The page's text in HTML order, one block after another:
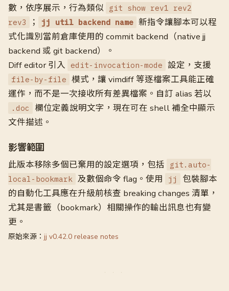
數，依序展示，行為類似
git show rev1 rev2
rev3
； jj util backend name 新指令讓腳本可以程
式化識別當前倉庫使用的 commit backend（native jj
backend 或 git backend）。
Diff editor 引入 edit-invocation-mode 設定，支援
file-by-file 模式，讓 vimdiff 等逐檔案工具能正確
運作，而不是一次接收所有差異檔案。自訂 alias 若以
.doc
欄位定義說明文字，現在可在 shell 補全中顯示
文件描述。
影響範圍
此版本移除多個已棄用的設定選項，包括
git.auto-
local-bookmark 及數個命令 flag。使用 jj
包裝腳本
的自動化工具應在升級前核查 breaking changes 清單，
尤其是書籤（bookmark）相關操作的輸出訊息也有變
更。
原始來源： jj v0.42.0 release notes